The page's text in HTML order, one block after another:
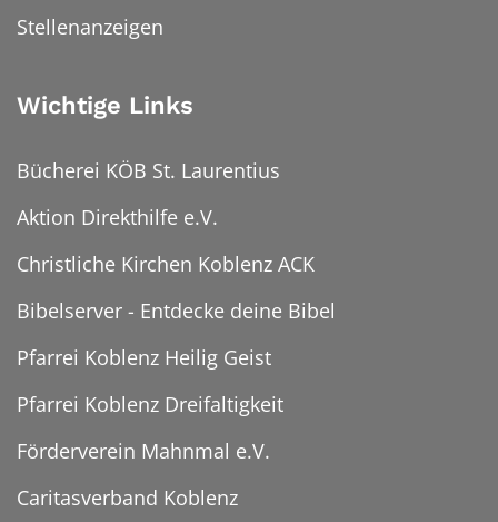
Stellenanzeigen
Wichtige Links
Bücherei KÖB St. Laurentius
Aktion Direkthilfe e.V.
Christliche Kirchen Koblenz ACK
Bibelserver - Entdecke deine Bibel
Pfarrei Koblenz Heilig Geist
Pfarrei Koblenz Dreifaltigkeit
Förderverein Mahnmal e.V.
Caritasverband Koblenz